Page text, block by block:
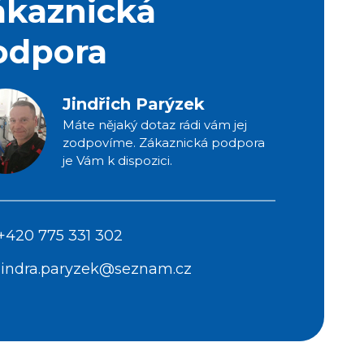
Jindřich Parýzek
Máte nějaký dotaz rádi vám jej
zodpovíme. Zákaznická podpora
je Vám k dispozici.
775 331 302